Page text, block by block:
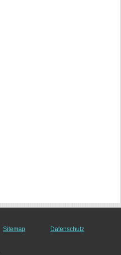
Sitemap Datenschutz